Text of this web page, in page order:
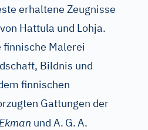
erhaltene Zeugnisse
Hattula und Lohja.
Malerei
Bildnis und
finnischen
Gattungen der
und A. G.A.